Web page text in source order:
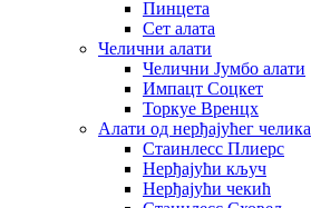
Пинцета
Сет алата
Челични алати
Челични Јумбо алати
Импацт Соцкет
Торкуе Вренцх
Алати од нерђајућег челика
Стаинлесс Плиерс
Нерђајући кључ
Нерђајући чекић